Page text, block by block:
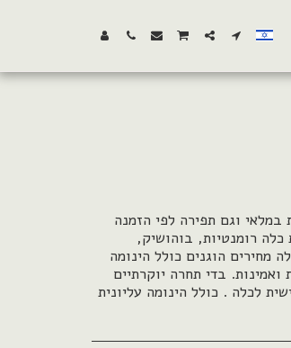
וגם תפירה לפי הזמנה
כלה רומנטיות, בוהושיק,
מחירים הוגנים כולל הינומה
בדי תחרה יוקרתיים
לכלה . כולל הינומה עליונית